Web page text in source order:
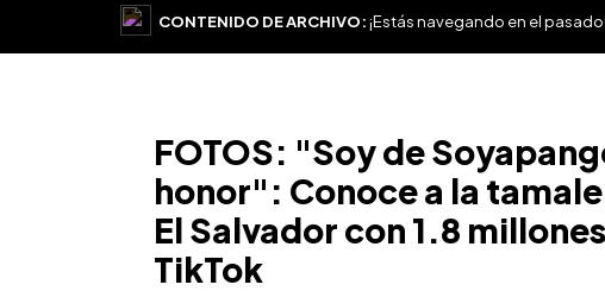
CONTENIDO DE ARCHIVO:¡Estás navegando en el
FOTOS: "Soy de
honor": Conoce a la
El Salvador con 1.8
TikTok